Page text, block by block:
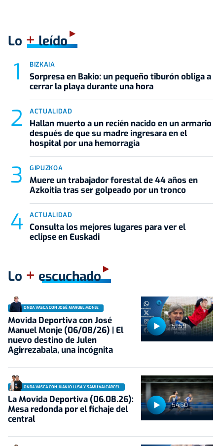
Lo +leído
BIZKAIA
Sorpresa en Bakio: un pequeño tiburón obliga a
cerrar la playa durante una hora
ACTUALIDAD
Hallan muerto a un recién nacido en un armario
después de que su madre ingresara en el
hospital por una hemorragia
GIPUZKOA
Muere un trabajador forestal de 44 años en
Azkoitia tras ser golpeado por un tronco
ACTUALIDAD
Consulta los mejores lugares para ver el
eclipse en Euskadi
Lo + escuchado
51:59
ONDA VASCA CON JOSÉ MANUEL MONJE
Movida Deportiva con José
Manuel Monje (06/08/26) | El
nuevo destino de Julen
Agirrezabala, una incógnita
54:50
ONDA VASCA CON JUANJO LUSA Y SAMU VALCÁRCEL
La Movida Deportiva (06.08.26):
Mesa redonda por el fichaje del
central